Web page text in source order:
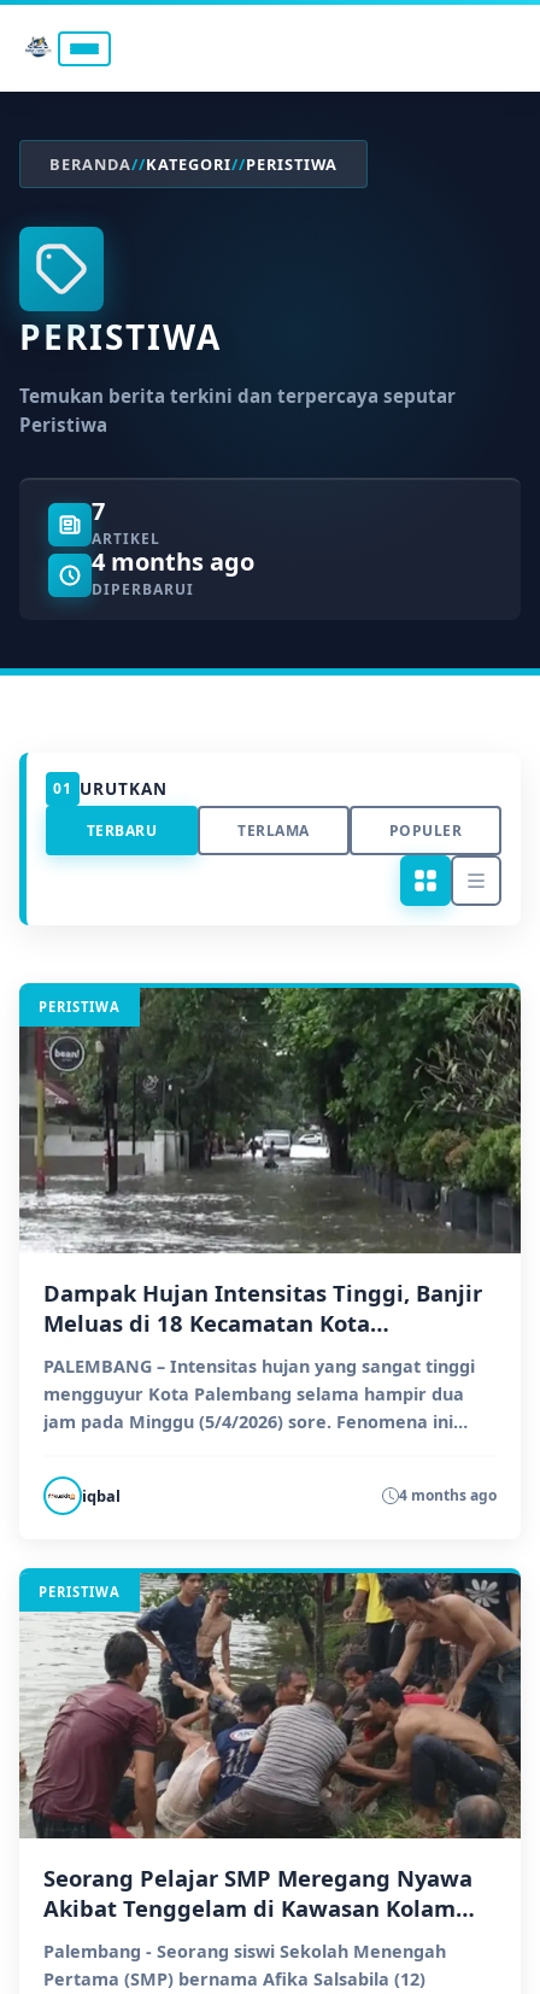
BERANDA//KATEGORI//PERISTIWA
PERISTIWA
Temukan berita terkini dan terpercaya seputar
Peristiwa
7
ARTIKEL
4 months ago
DIPERBARUI
01 URUTKAN
TERBARU TERLAMA POPULER
PERISTIWA
Dampak Hujan Intensitas Tinggi, Banjir
Meluas di 18 Kecamatan Kota
Palembang
PALEMBANG – Intensitas hujan yang sangat tinggi
mengguyur Kota Palembang selama hampir dua
jam pada Minggu (5/4/2026) sore. Fenomena ini
iqbal 4 months ago
PERISTIWA
Seorang Pelajar SMP Meregang Nyawa
Akibat Tenggelam di Kawasan Kolam
Retensi Kalidoni
Palembang - Seorang siswi Sekolah Menengah
Pertama (SMP) bernama Afika Salsabila (12)